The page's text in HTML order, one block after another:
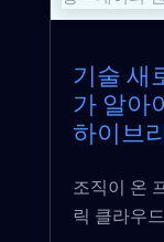
기술 새
가 알아
하이브
조직이 온
릭 클라우